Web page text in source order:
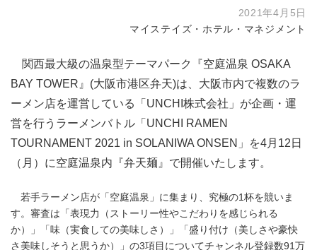
2021年4月5日
マイステイズ・ホテル・マネジメント
関西最大級の温泉型テーマパーク『空庭温泉 OSAKA
BAY TOWER』(大阪市港区弁天)は、大阪市内で複数のラ
ーメン店を運営している「UNCHI株式会社」が企画・運
営を行うラーメンバトル「UNCHI RAMEN
TOURNAMENT 2021 in SOLANIWA ONSEN」を4月12日
（月）に空庭温泉内『弁天麺』で開催いたします。
若手ラーメン店が「空庭温泉」に集まり、究極の1杯を競いま
す。審査は「表現力（ストーリー性やこだわりを感じられる
か）」「味（実食しての美味しさ）」「盛り付け（美しさや豪快
さ美味しそうと思うか）」の3項目についてチャンネル登録数91万